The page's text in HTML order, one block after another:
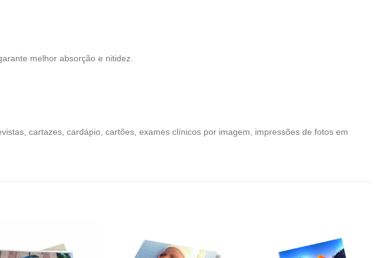
melhor absorção e nitidez.
cartazes, cardápio, cartões, exames clínicos por imagem, impressões de fotos em